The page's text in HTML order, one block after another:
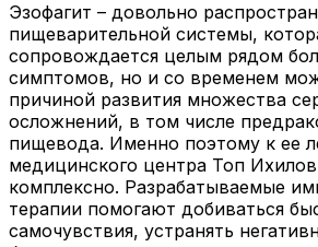
Эзофагит – довольно
пищеварительной системы,
сопровождается целым рядом
симптомов, но и со временем
причиной развития множества
осложнений, в том числе
пищевода. Именно поэтому к ее
медицинского центра Топ
комплексно. Разрабатываемые
терапии помогают добиваться
самочувствия, устранять